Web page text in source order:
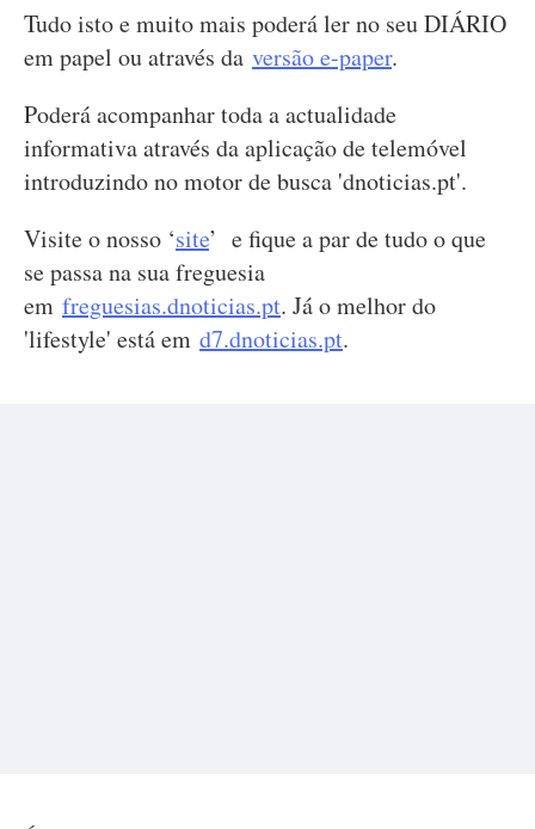
Tudo isto e muito mais poderá ler no seu DIÁRIO
em papel ou através da versão e-paper.
Poderá acompanhar toda a actualidade
informativa através da aplicação de telemóvel
introduzindo no motor de busca 'dnoticias.pt'.
Visite o nosso ‘site’ e fique a par de tudo o que
se passa na sua freguesia
em freguesias.dnoticias.pt. Já o melhor do
'lifestyle' está em d7.dnoticias.pt.